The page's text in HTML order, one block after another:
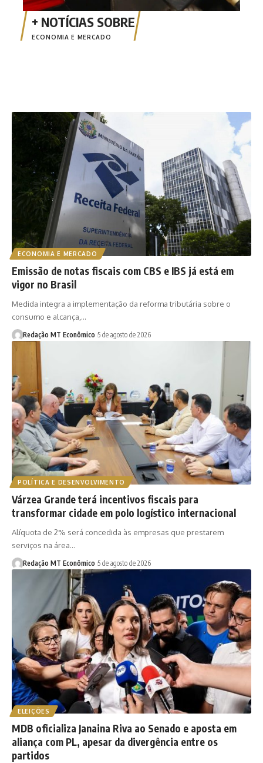
ECONOMIA E MERCADO
ECONOMIA E MERCADO
Emissão de notas fiscais com CBS e IBS já está em
vigor no Brasil
Medida integra a implementação da reforma tributária sobre o
consumo e alcança,…
Redação MT Econômico 5 de agosto de 2026
POLÍTICA E DESENVOLVIMENTO
Várzea Grande terá incentivos fiscais para
transformar cidade em polo logístico internacional
Alíquota de 2% será concedida às empresas que prestarem
serviços na área…
Redação MT Econômico 5 de agosto de 2026
ELEIÇÕES
MDB oficializa Janaina Riva ao Senado e aposta em
aliança com PL, apesar da divergência entre os
partidos